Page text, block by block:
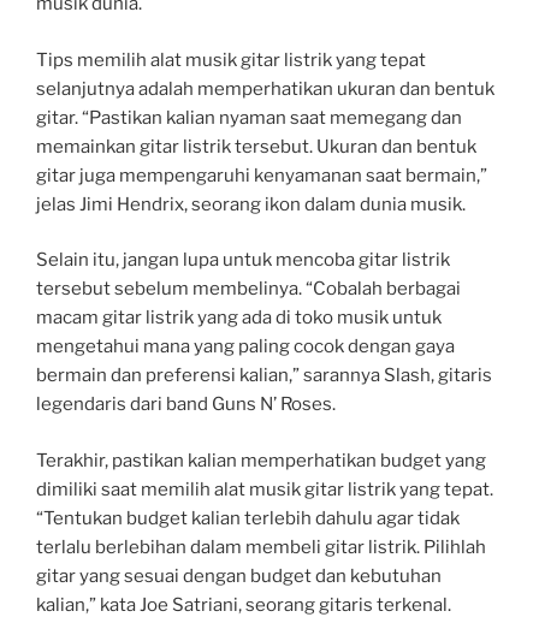
Tips memilih alat musik gitar listrik yang tepat
selanjutnya adalah memperhatikan ukuran dan bentuk
gitar. “Pastikan kalian nyaman saat memegang dan
memainkan gitar listrik tersebut. Ukuran dan bentuk
gitar juga mempengaruhi kenyamanan saat bermain,”
jelas Jimi Hendrix, seorang ikon dalam dunia musik.
Selain itu, jangan lupa untuk mencoba gitar listrik
tersebut sebelum membelinya. “Cobalah berbagai
macam gitar listrik yang ada di toko musik untuk
mengetahui mana yang paling cocok dengan gaya
bermain dan preferensi kalian,” sarannya Slash, gitaris
legendaris dari band Guns N’ Roses.
Terakhir, pastikan kalian memperhatikan budget yang
dimiliki saat memilih alat musik gitar listrik yang tepat.
“Tentukan budget kalian terlebih dahulu agar tidak
terlalu berlebihan dalam membeli gitar listrik. Pilihlah
gitar yang sesuai dengan budget dan kebutuhan
kalian,” kata Joe Satriani, seorang gitaris terkenal.